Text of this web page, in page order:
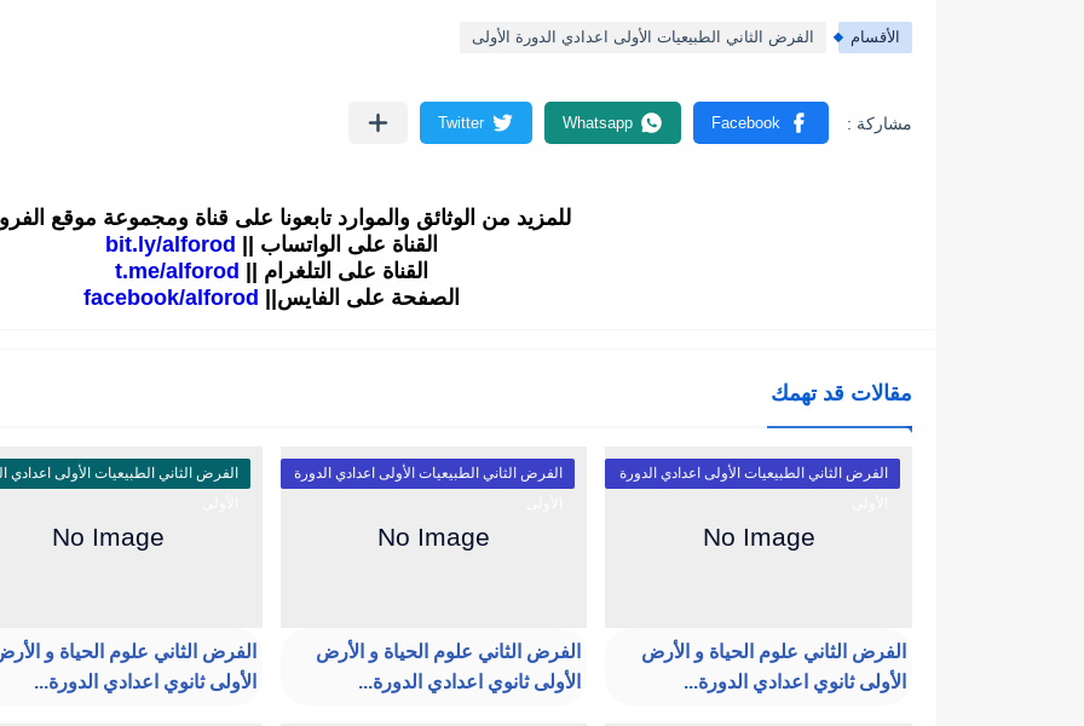
الأقسام الفرض الثاني الطبيعيات الأولى اعدادي الدورة الأولى
للمزيد من الوثائق والموارد تابعونا على قناة ومجموعة موقع
القناة على الواتساب ||
bit.ly/alforod
القناة على التلغرام ||
t.me/alforod
الصفحة على الفايس||
facebook/alforod
مقالات قد تهمك
الفرض الثاني الطبيعيات الأولى اعدادي الدورة
الفرض الثاني علوم الحياة و الأرض
الأولى ثانوي اعدادي الدورة...
الفرض الثاني الطبيعيات الأولى اعدادي الدورة
الفرض الثاني علوم الحياة و الأرض
الأولى ثانوي اعدادي الدورة...
الفرض الثاني الطبيعيات الأولى اعدادي
الفرض الثاني علوم الحياة و
الأولى ثانوي اعدادي الدورة...